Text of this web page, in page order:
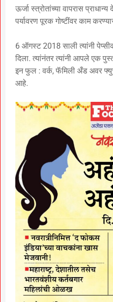
ऊर्जा स्त्रोतांच्या वापरास
पर्यावरण पूरक गोष्टींवर काम
6 ऑगस्ट 2018 साली त्यांनी
दिला. त्यांनंतर त्यांनी आपले एक
इन फुल : वर्क, फॅमिली अँड अवर
आहे.